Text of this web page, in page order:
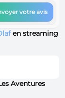
votre avis
en streaming
Aventures